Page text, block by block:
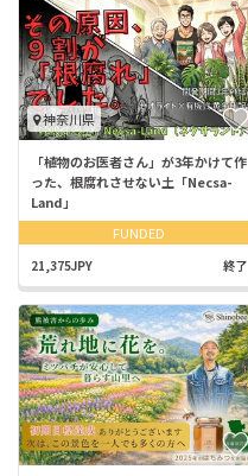
神奈川県
「植物のお医者さん」が3年かけて作
った、根腐れさせない土「Necsa-
Land」
FUNDED
21,375JPY 終了